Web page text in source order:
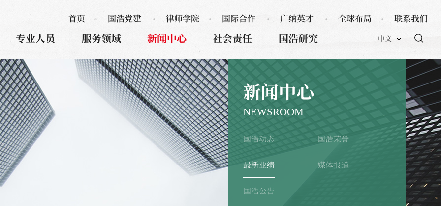
专业人员 服务领域 新闻中心 社会责任 国浩研究 中文
首页 国浩党建 律师学院 国际合作 广纳英才 全球布局 联系我们
新闻中心
NEWSROOM
国浩动态 国浩荣誉
最新业绩 媒体报道
国浩公告